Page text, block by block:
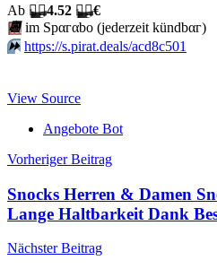
Аb 🏴‍☠️4.52 🏴‍☠️€
📆im Spαгαbο (jеdеrzеit kündbαг)
⏩️ https://s.pirat.deals/acd8c501
View Source
Angebote Bot
Beitragsnavigation
Vorheriger Beitrag
Snocks Herren & Damen
Lange Haltbarkeit Dank
Nächster Beitrag